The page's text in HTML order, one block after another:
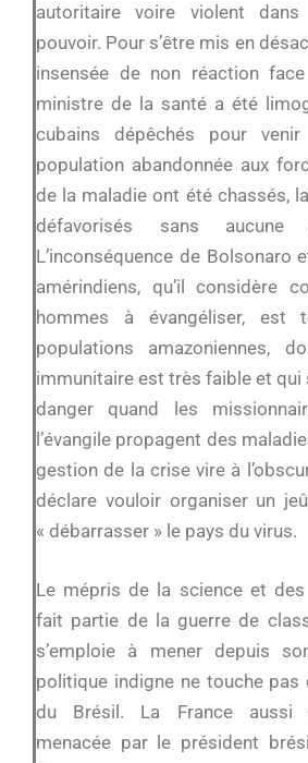
autoritaire voire violent
pouvoir. Pour s’être mis en
insensée de non réaction
ministre de la santé a été
cubains dépêchés pour
population abandonnée aux
de la maladie ont été chassés,
défavorisés sans aucune
L’inconséquence de Bolsonaro
amérindiens, qu’il considère
hommes à évangéliser, est
populations amazoniennes,
immunitaire est très faible et qui
danger quand les
l’évangile propagent des
gestion de la crise vire à
déclare vouloir organiser un
« débarrasser » le pays du virus.
Le mépris de la science et
fait partie de la guerre de
s’emploie à mener depuis
politique indigne ne touche pas
du Brésil. La France aussi
menacée par le président